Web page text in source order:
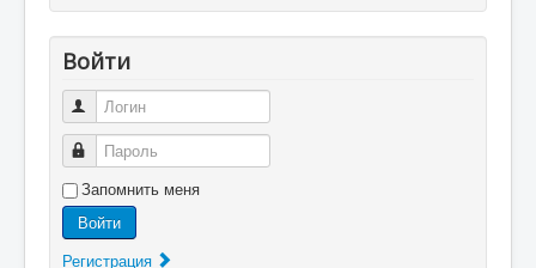
Войти
Логин
Пароль
Запомнить меня
Войти
Регистрация